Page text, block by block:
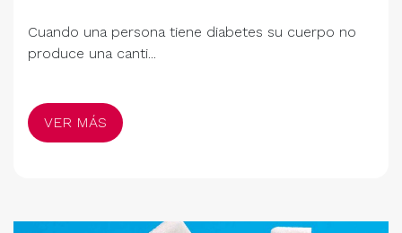
Cuando una persona tiene diabetes su cuerpo no
produce una canti...
VER MÁS